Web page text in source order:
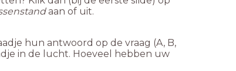
aan of uit.
hun antwoord op de vraag (A, B,
in de lucht. Hoeveel hebben uw